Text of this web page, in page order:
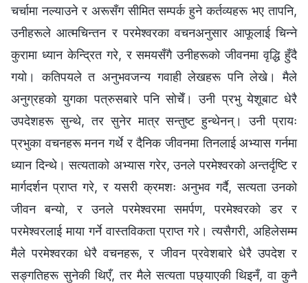
चर्चामा नल्याउने र अरूसँग सीमित सम्पर्क हुने कर्तव्यहरू भए तापनि,
उनीहरूले आत्मचिन्तन र परमेश्‍वरका वचनअनुसार आफूलाई चिन्ने
कुरामा ध्यान केन्द्रित गरे, र समयसँगै उनीहरूको जीवनमा वृद्धि हुँदै
गयो। कतिपयले त अनुभवजन्य गवाही लेखहरू पनि लेखे। मैले
अनुग्रहको युगका पत्रुसबारे पनि सोचेँ। उनी प्रभु येशूबाट धेरै
उपदेशहरू सुन्थे, तर सुनेर मात्र सन्तुष्ट हुन्थेनन्। उनी प्रायः
प्रभुका वचनहरू मनन गर्थे र दैनिक जीवनमा तिनलाई अभ्यास गर्नमा
ध्यान दिन्थे। सत्यताको अभ्यास गरेर, उनले परमेश्‍वरको अन्तर्दृष्टि र
मार्गदर्शन प्राप्त गरे, र यसरी क्रमशः अनुभव गर्दै, सत्यता उनको
जीवन बन्यो, र उनले परमेश्‍वरमा समर्पण, परमेश्‍वरको डर र
परमेश्‍वरलाई माया गर्ने वास्तविकता प्राप्त गरे। त्यसैगरी, अहिलेसम्म
मैले परमेश्‍वरका धेरै वचनहरू, र जीवन प्रवेशबारे धेरै उपदेश र
सङ्गतिहरू सुनेकी थिएँ, तर मैले सत्यता पछ्याएकी थिइनँ, वा कुनै